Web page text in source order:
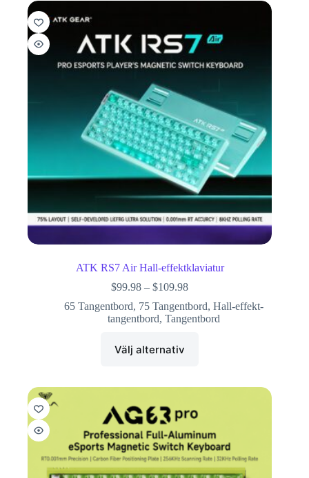
ATK RS7 Air Hall-effektklaviatur
$99.98 – $109.98
65 Tangentbord, 75 Tangentbord, Hall-effekt-
tangentbord, Tangentbord
Välj alternativ